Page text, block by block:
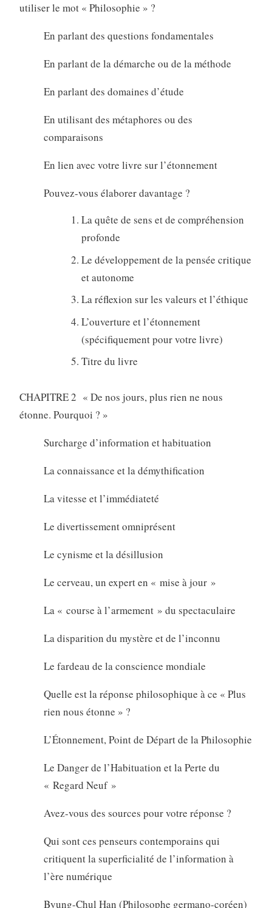
utiliser le mot « Philosophie » ?
En parlant des questions fondamentales
En parlant de la démarche ou de la méthode
En parlant des domaines d’étude
En utilisant des métaphores ou des
comparaisons
En lien avec votre livre sur l’étonnement
Pouvez-vous élaborer davantage ?
La quête de sens et de compréhension
profonde
Le développement de la pensée critique
et autonome
La réflexion sur les valeurs et l’éthique
L’ouverture et l’étonnement
(spécifiquement pour votre livre)
Titre du livre
CHAPITRE 2 « De nos jours, plus rien ne nous
étonne. Pourquoi ? »
Surcharge d’information et habituation
La connaissance et la démythification
La vitesse et l’immédiateté
Le divertissement omniprésent
Le cynisme et la désillusion
Le cerveau, un expert en « mise à jour »
La « course à l’armement » du spectaculaire
La disparition du mystère et de l’inconnu
Le fardeau de la conscience mondiale
Quelle est la réponse philosophique à ce « Plus
rien nous étonne » ?
L’Étonnement, Point de Départ de la Philosophie
Le Danger de l’Habituation et la Perte du
« Regard Neuf »
Avez-vous des sources pour votre réponse ?
Qui sont ces penseurs contemporains qui
critiquent la superficialité de l’information à
l’ère numérique
Byung-Chul Han (Philosophe germano-coréen)